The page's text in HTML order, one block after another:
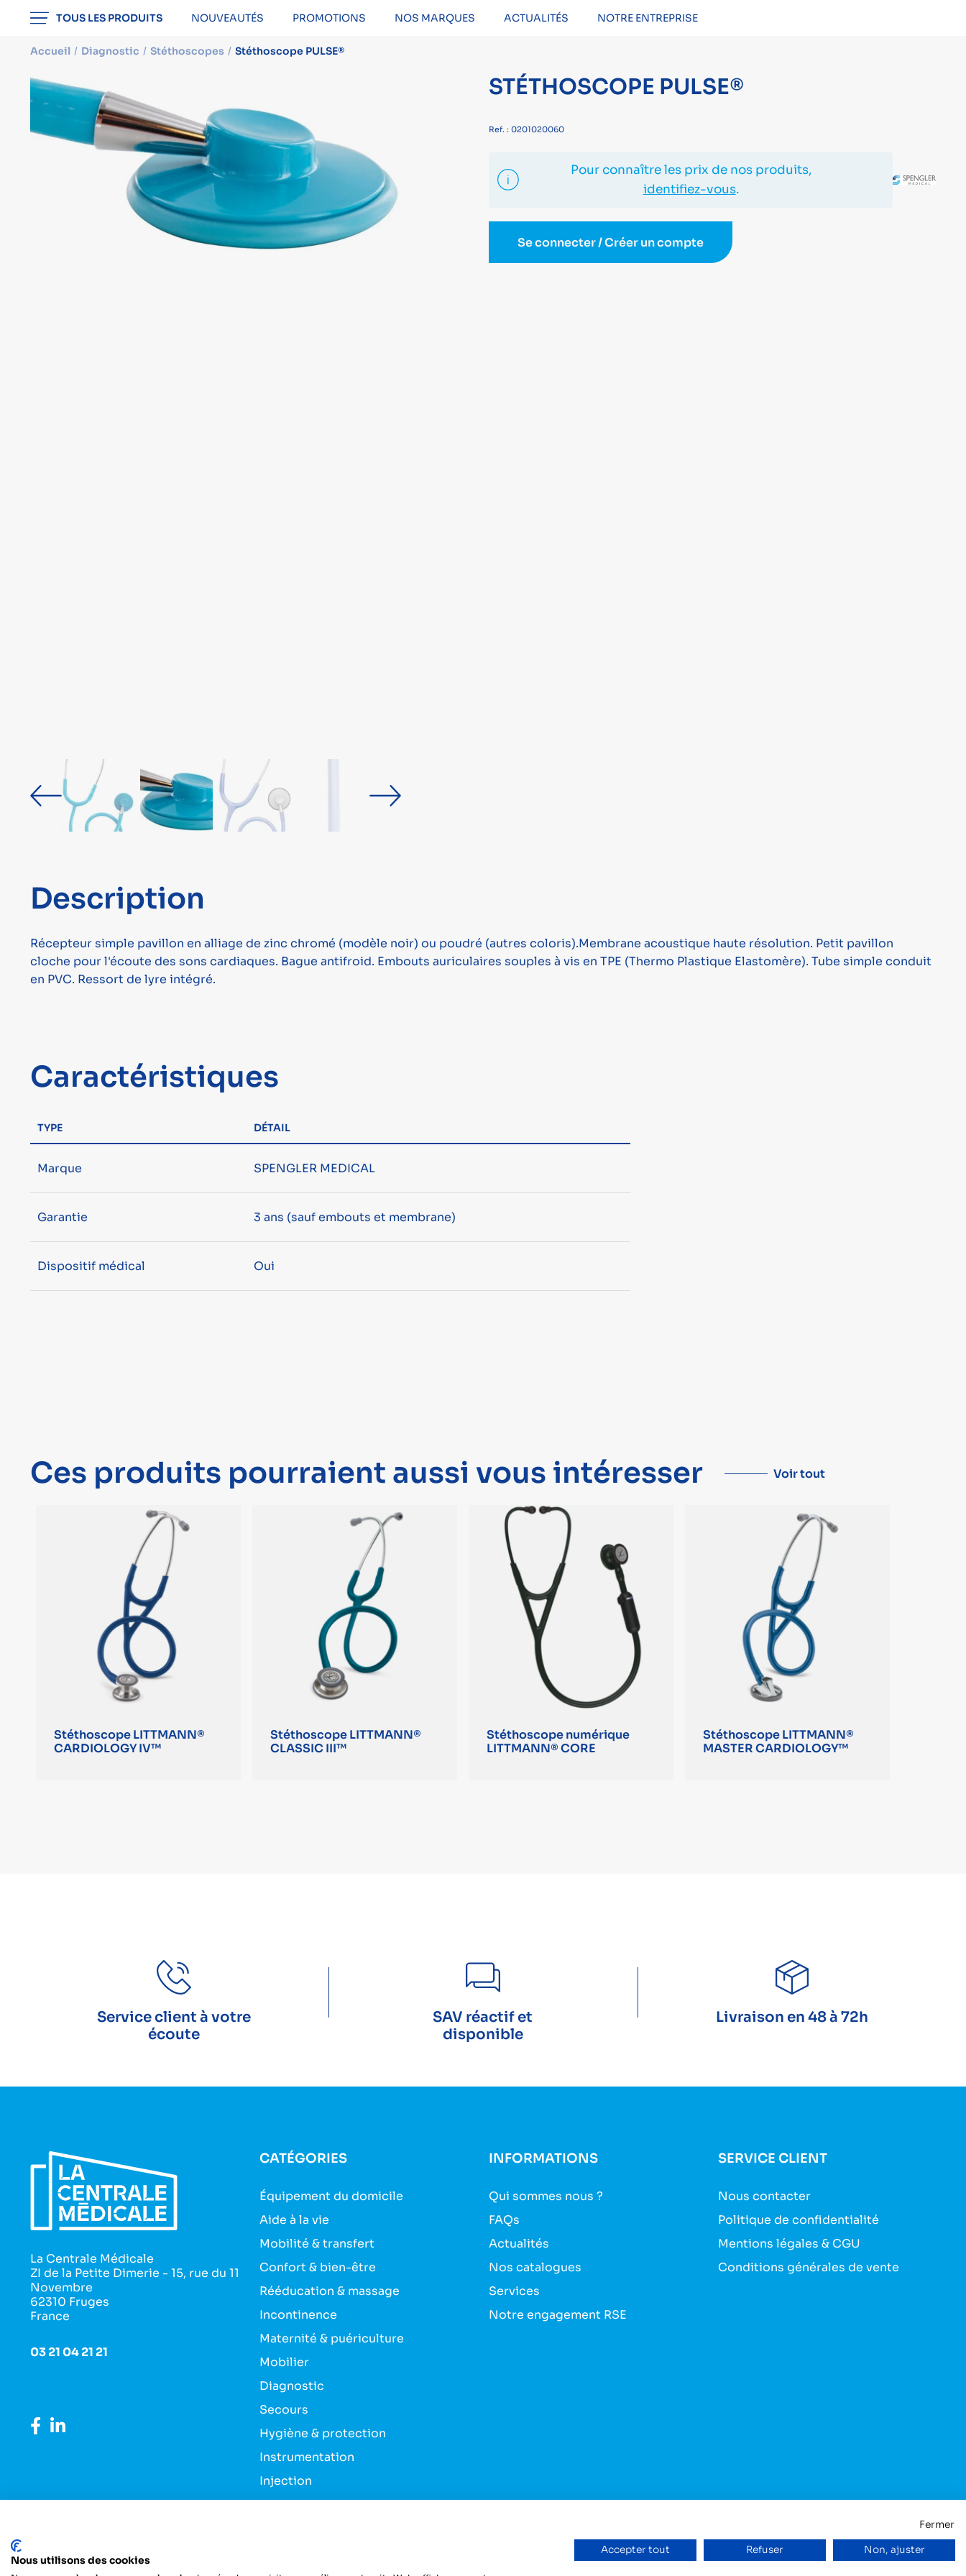
TOUS LES PRODUITS NOUVEAUTÉS PROMOTIONS NOS MARQUES ACTUALITÉS NOTRE ENTREPRISE
Accueil Diagnostic Stéthoscopes Stéthoscope PULSE®
STÉTHOSCOPE PULSE®
Ref. : 0201020060
Pour connaître les prix de nos produits,
identifiez-vous.
Se connecter / Créer un compte
Description
Récepteur simple pavillon en alliage de zinc chromé (modèle noir) ou poudré (autres coloris).Membrane acoustique haute résolution. Petit pavillon
cloche pour l'écoute des sons cardiaques. Bague antifroid. Embouts auriculaires souples à vis en TPE (Thermo Plastique Elastomère). Tube simple conduit
en PVC. Ressort de lyre intégré.
Caractéristiques
TYPE DÉTAIL
Marque SPENGLER MEDICAL
Garantie 3 ans (sauf embouts et membrane)
Dispositif médical Oui
Ces produits pourraient aussi vous intéresser Voir tout
Stéthoscope LITTMANN®
CARDIOLOGY IV™
Stéthoscope LITTMANN®
CLASSIC III™
Stéthoscope numérique
LITTMANN® CORE
Stéthoscope LITTMANN®
MASTER CARDIOLOGY™
Service client à votre
écoute
SAV réactif et
disponible
Livraison en 48 à 72h
La Centrale Médicale
ZI de la Petite Dimerie - 15, rue du 11
Novembre
62310 Fruges
France
03 21 04 21 21
CATÉGORIES
Équipement du domicile
Aide à la vie
Mobilité & transfert
Confort & bien-être
Rééducation & massage
Incontinence
Maternité & puériculture
Mobilier
Diagnostic
Secours
Hygiène & protection
Instrumentation
Injection
Pansements & bandes
INFORMATIONS
Qui sommes nous ?
FAQs
Actualités
Nos catalogues
Services
Notre engagement RSE
SERVICE CLIENT
Nous contacter
Politique de confidentialité
Mentions légales & CGU
Conditions générales de vente
Fermer
Nous utilisons des cookies
Accepter tout Refuser Non, ajuster